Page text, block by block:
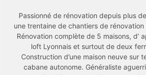
Passionné de rénovation depuis plus
une trentaine de chantiers de
Rénovation complète de 5 maisons, d’
loft Lyonnais et surtout de deux
Construction d’une maison neuve sur
cabane autonome. Généraliste